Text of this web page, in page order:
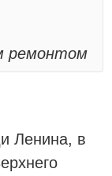
ремонтом
Ленина, в